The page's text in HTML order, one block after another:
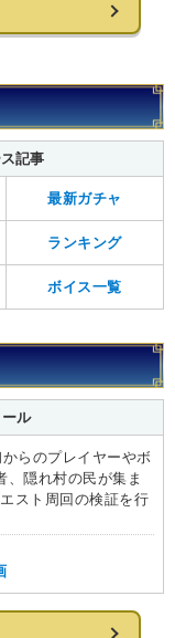
記事
最新ガチャ
ランキング
ボイス一覧
ル
らのプレイヤーやボ
、隠れ村の民が集ま
スト周回の検証を行